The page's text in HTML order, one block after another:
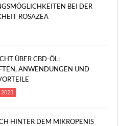
BEI DER
ROSAZEA
ÜBER CBD-ÖL:
ANWENDUNGEN UND
2023
HINTER DEM MIKROPENIS